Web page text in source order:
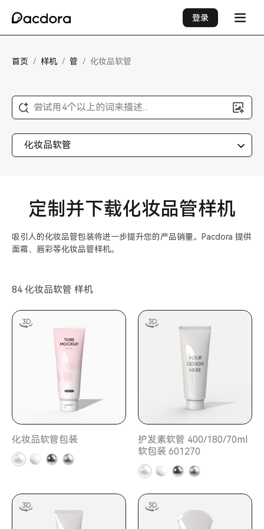
登录
首页 / 样机 / 管 / 化妆品软管
尝试用4个以上的词来描述...
化妆品软管
定制并下载化妆品管样机
吸引人的化妆品管包装将进一步提升您的产品销量。Pacdora 提供
面霜、唇彩等化妆品管样机。
84 化妆品软管 样机
化妆品软管包装
护发素软管 400/180/70ml
软包装 601270